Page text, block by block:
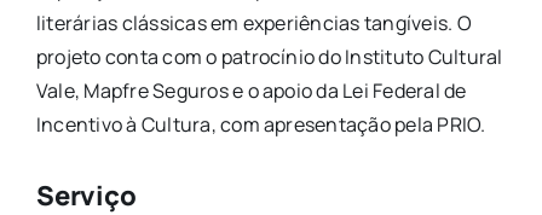
literárias clássicas em experiências tangíveis. O
projeto conta com o patrocínio do Instituto Cultural
Vale, Mapfre Seguros e o apoio da Lei Federal de
Incentivo à Cultura, com apresentação pela PRIO.
Serviço